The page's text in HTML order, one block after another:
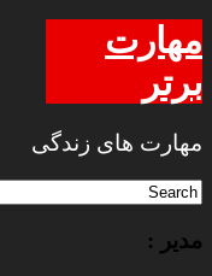
مهارت
برتر
مهارت های زندگی
مدیر :